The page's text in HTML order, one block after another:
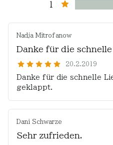
1
Nadja Mitrofanow
Danke für die
20.2.2019
Danke für die schnelle
geklappt.
Dani Schwarze
Sehr zufrieden.